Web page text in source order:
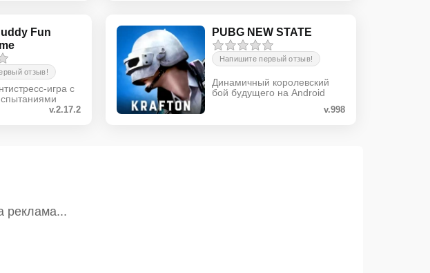
Fun
отзыв!
игра с
v.2.17.2
PUBG NEW STATE
Напишите первый отзыв!
Динамичный королевский
бой будущего на Android
v.998